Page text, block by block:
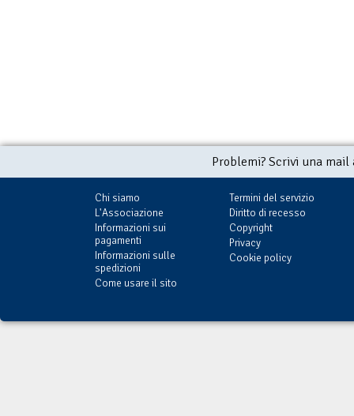
Problemi? Scrivi una
Chi siamo
L'Associazione
Informazioni sui
pagamenti
Informazioni sulle
spedizioni
Come usare il sito
Termini del servizio
Diritto di recesso
Copyright
Privacy
Cookie policy